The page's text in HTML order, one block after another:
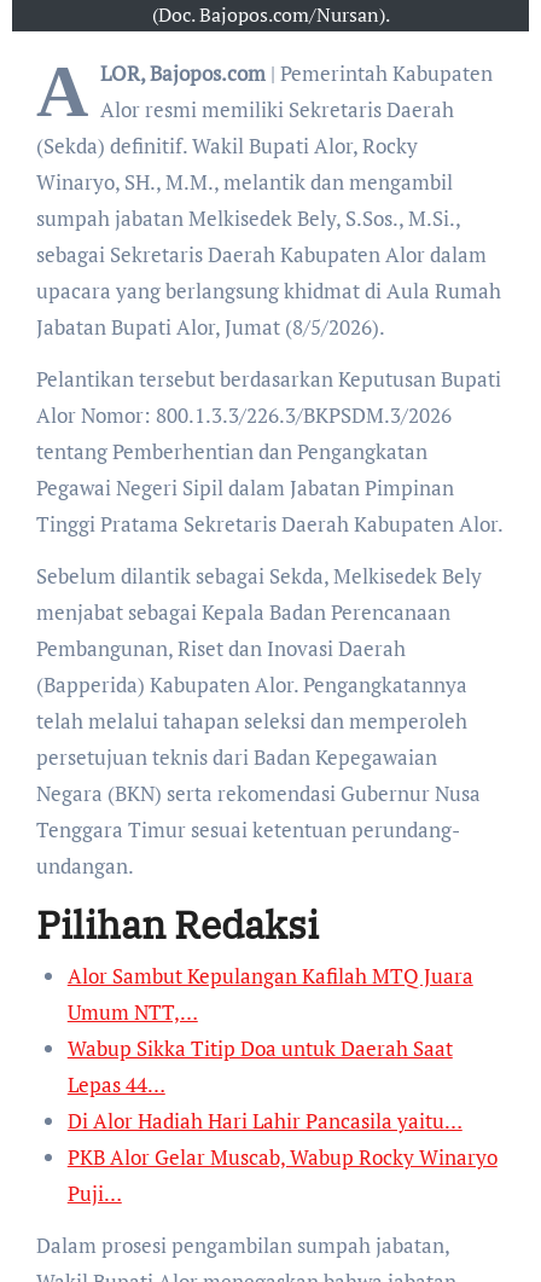
(Doc. Bajopos.com/Nursan).
A LOR, Bajopos.com| Pemerintah Kabupaten
Alor resmi memiliki Sekretaris Daerah
(Sekda) definitif. Wakil Bupati Alor, Rocky
Winaryo, SH., M.M., melantik dan mengambil
sumpah jabatan Melkisedek Bely, S.Sos., M.Si.,
sebagai Sekretaris Daerah Kabupaten Alor dalam
upacara yang berlangsung khidmat di Aula Rumah
Jabatan Bupati Alor, Jumat (8/5/2026).
Pelantikan tersebut berdasarkan Keputusan Bupati
Alor Nomor: 800.1.3.3/226.3/BKPSDM.3/2026
tentang Pemberhentian dan Pengangkatan
Pegawai Negeri Sipil dalam Jabatan Pimpinan
Tinggi Pratama Sekretaris Daerah Kabupaten Alor.
Sebelum dilantik sebagai Sekda, Melkisedek Bely
menjabat sebagai Kepala Badan Perencanaan
Pembangunan, Riset dan Inovasi Daerah
(Bapperida) Kabupaten Alor. Pengangkatannya
telah melalui tahapan seleksi dan memperoleh
persetujuan teknis dari Badan Kepegawaian
Negara (BKN) serta rekomendasi Gubernur Nusa
Tenggara Timur sesuai ketentuan perundang-
undangan.
Pilihan Redaksi
Alor Sambut Kepulangan Kafilah MTQ Juara
Umum NTT,…
Wabup Sikka Titip Doa untuk Daerah Saat
Lepas 44…
Di Alor Hadiah Hari Lahir Pancasila yaitu…
PKB Alor Gelar Muscab, Wabup Rocky Winaryo
Puji…
Dalam prosesi pengambilan sumpah jabatan,